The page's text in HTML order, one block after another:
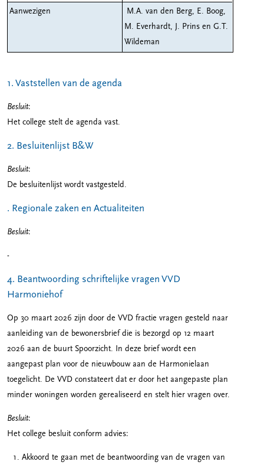
Aanwezigen
M.A. van den Berg, E. Boog,
M. Everhardt, J. Prins en G.T.
Wildeman
1. Vaststellen van de agenda
Besluit:
Het college stelt de agenda vast.
2. Besluitenlijst B&W
Besluit:
De besluitenlijst wordt vastgesteld.
. Regionale zaken en Actualiteiten
Besluit:
-
4. Beantwoording schriftelijke vragen VVD
Harmoniehof
Op 30 maart 2026 zijn door de VVD fractie vragen gesteld naar
aanleiding van de bewonersbrief die is bezorgd op 12 maart
2026 aan de buurt Spoorzicht. In deze brief wordt een
aangepast plan voor de nieuwbouw aan de Harmonielaan
toegelicht. De VVD constateert dat er door het aangepaste plan
minder woningen worden gerealiseerd en stelt hier vragen over.
Besluit:
Het college besluit conform advies:
Akkoord te gaan met de beantwoording van de vragen van